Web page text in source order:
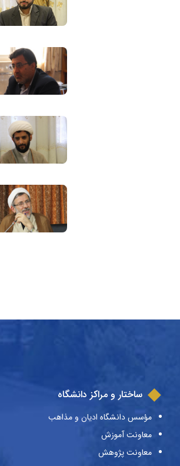
ساختار و مراکز دانشگاه
مؤسس دانشگاه ادیان و مذاهب
معاونت آموزش
معاونت پژوهش